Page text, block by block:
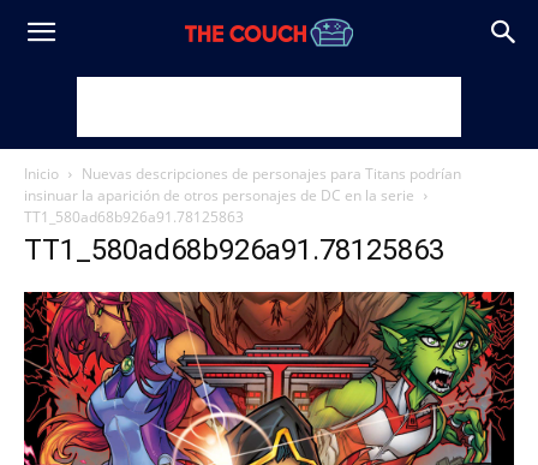
Inicio
Nuevas descripciones de personajes para Titans podrían
insinuar la aparición de otros personajes de DC en la serie
TT1_580ad68b926a91.78125863
TT1_580ad68b926a91.78125863